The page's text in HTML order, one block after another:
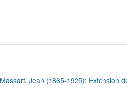
Massart, Jean (1865-1925); Extension